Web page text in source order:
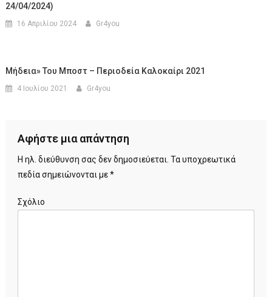
24/04/2024)
16 Απριλίου 2024 Gr4you
Μήδεια» Του Μποστ – Περιοδεία Καλοκαίρι 2021
4 Ιουλίου 2021 Gr4you
Αφήστε μια απάντηση
Η ηλ. διεύθυνση σας δεν δημοσιεύεται. Τα υποχρεωτικά
πεδία σημειώνονται με*
Σχόλιο